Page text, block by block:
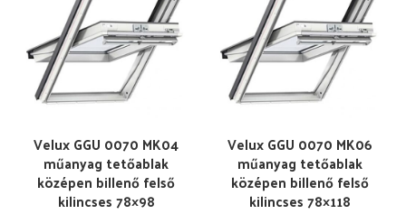
Velux GGU 0070 MK04
műanyag tetőablak
középen billenő felső
kilincses 78×98
Velux GGU 0070 MK06
műanyag tetőablak
középen billenő felső
kilincses 78×118